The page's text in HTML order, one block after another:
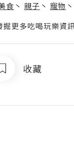
食 丶 親子 丶 寵物 丶
更多吃喝玩樂資訊
收藏